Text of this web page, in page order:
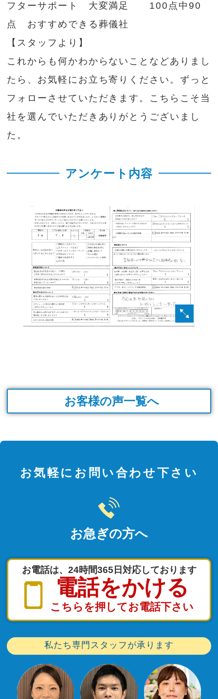
フターサポート 大変満足 100点中90
点 おすすめできる葬儀社
【スタッフより】
これからも何かわからないことなどありまし
たら、お気軽にお立ち寄りください。ずっと
フォローさせていただきます。こちらこそ当
社を選んでいただきありがとうございまし
た。
アンケート内容
お客様の声一覧へ
お気軽にお問い合わせ下さい
お急ぎの方へ
お電話は、24時間365日対応しております
電話をかける
こちらを押してお電話下さい
私たち専門スタッフが承ります